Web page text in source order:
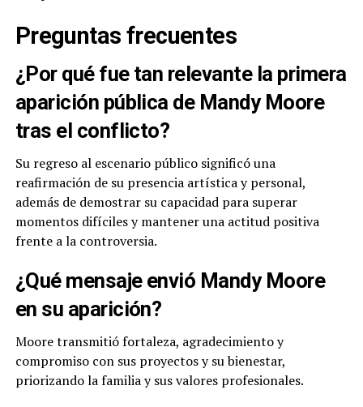
Preguntas frecuentes
¿Por qué fue tan relevante la primera
aparición pública de Mandy Moore
tras el conflicto?
Su regreso al escenario público significó una
reafirmación de su presencia artística y personal,
además de demostrar su capacidad para superar
momentos difíciles y mantener una actitud positiva
frente a la controversia.
¿Qué mensaje envió Mandy Moore
en su aparición?
Moore transmitió fortaleza, agradecimiento y
compromiso con sus proyectos y su bienestar,
priorizando la familia y sus valores profesionales.